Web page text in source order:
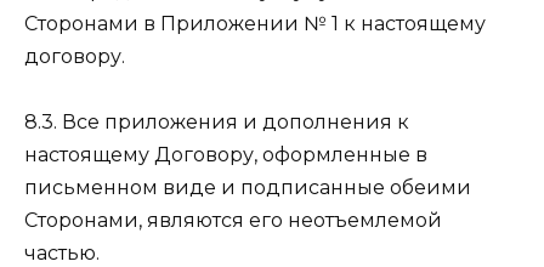
Сторонами в Приложении № 1 к настоящему
договору.
8.3. Все приложения и дополнения к
настоящему Договору, оформленные в
письменном виде и подписанные обеими
Сторонами, являются его неотъемлемой
частью.